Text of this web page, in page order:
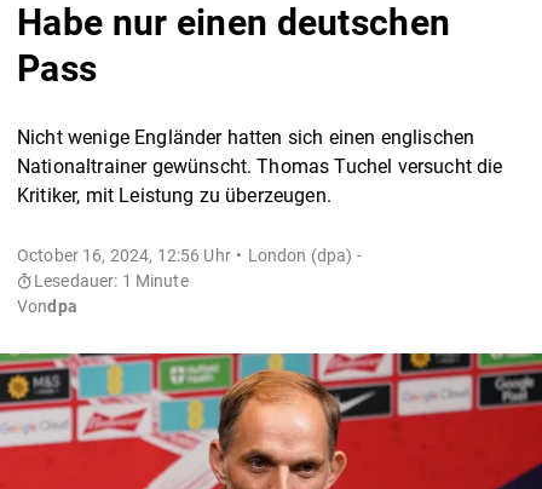
Habe nur einen deutschen
Pass
Nicht wenige Engländer hatten sich einen englischen
Nationaltrainer gewünscht. Thomas Tuchel versucht die
Kritiker, mit Leistung zu überzeugen.
October 16, 2024, 12:56 Uhr
London (dpa) -
Lesedauer: 1 Minute
Vondpa